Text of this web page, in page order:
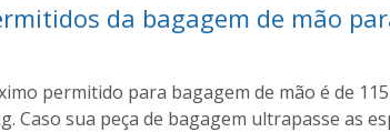
da bagagem de mão
permitido para bagagem de mão é de
Caso sua peça de bagagem ultrapasse as